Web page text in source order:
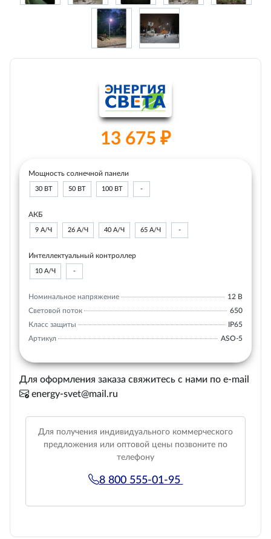
13 675 ₽
Мощность солнечной панели
30 ВТ 50 ВТ 100 ВТ -
АКБ
9 А/Ч 26 А/Ч 40 А/Ч 65 А/Ч -
Интеллектуальный контроллер
10 А/Ч -
Номинальное напряжение
12 В
Световой поток
650
Класс защиты
IP65
Артикул
ASO-5
Для оформления заказа свяжитесь с нами по e-mail
energy-svet@mail.ru
Для получения индивидуального коммерческого
предложения или оптовой цены позвоните по
телефону
8 800 555-01-95